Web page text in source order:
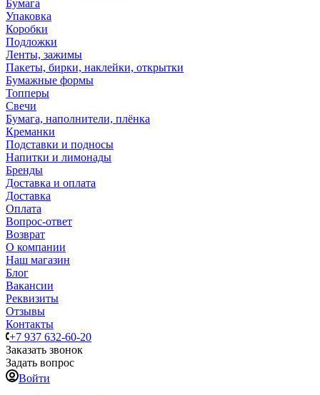
Бумага
Упаковка
Коробки
Подложки
Ленты, зажимы
Пакеты, бирки, наклейки, открытки
Бумажные формы
Топперы
Свечи
Бумага, наполнители, плёнка
Креманки
Подставки и подносы
Напитки и лимонады
Бренды
Доставка и оплата
Доставка
Оплата
Вопрос-ответ
Возврат
О компании
Наш магазин
Блог
Вакансии
Реквизиты
Отзывы
Контакты
+7 937 632-60-20
Заказать звонок
Задать вопрос
Войти